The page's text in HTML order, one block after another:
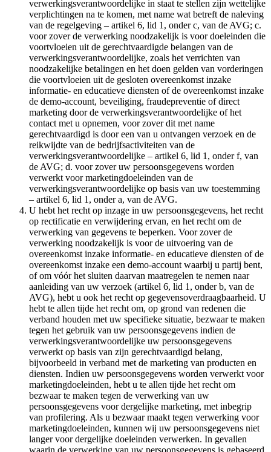
verwerkingsverantwoordelijke in staat te stellen zijn wettelijke
verplichtingen na te komen, met name wat betreft de naleving
van de regelgeving – artikel 6, lid 1, onder c, van de AVG; c.
voor zover de verwerking noodzakelijk is voor doeleinden die
voortvloeien uit de gerechtvaardigde belangen van de
verwerkingsverantwoordelijke, zoals het verrichten van
noodzakelijke betalingen en het doen gelden van vorderingen
die voortvloeien uit de gesloten overeenkomst inzake
informatie- en educatieve diensten of de overeenkomst inzake
de demo-account, beveiliging, fraudepreventie of direct
marketing door de verwerkingsverantwoordelijke of het
contact met u opnemen, voor zover dit met name
gerechtvaardigd is door een van u ontvangen verzoek en de
reikwijdte van de bedrijfsactiviteiten van de
verwerkingsverantwoordelijke – artikel 6, lid 1, onder f, van
de AVG; d. voor zover uw persoonsgegevens worden
verwerkt voor marketingdoeleinden van de
verwerkingsverantwoordelijke op basis van uw toestemming
– artikel 6, lid 1, onder a, van de AVG.
U hebt het recht op inzage in uw persoonsgegevens, het recht
op rectificatie en verwijdering ervan, en het recht om de
verwerking van gegevens te beperken. Voor zover de
verwerking noodzakelijk is voor de uitvoering van de
overeenkomst inzake informatie- en educatieve diensten of de
overeenkomst inzake een demo-account waarbij u partij bent,
of om vóór het sluiten daarvan maatregelen te nemen naar
aanleiding van uw verzoek (artikel 6, lid 1, onder b, van de
AVG), hebt u ook het recht op gegevensoverdraagbaarheid. U
hebt te allen tijde het recht om, op grond van redenen die
verband houden met uw specifieke situatie, bezwaar te maken
tegen het gebruik van uw persoonsgegevens indien de
verwerkingsverantwoordelijke uw persoonsgegevens
verwerkt op basis van zijn gerechtvaardigd belang,
bijvoorbeeld in verband met de marketing van producten en
diensten. Indien uw persoonsgegevens worden verwerkt voor
marketingdoeleinden, hebt u te allen tijde het recht om
bezwaar te maken tegen de verwerking van uw
persoonsgegevens voor dergelijke marketing, met inbegrip
van profilering. Als u bezwaar maakt tegen verwerking voor
marketingdoeleinden, kunnen wij uw persoonsgegevens niet
langer voor dergelijke doeleinden verwerken. In gevallen
waarin de verwerking van uw persoonsgegevens is gebaseerd